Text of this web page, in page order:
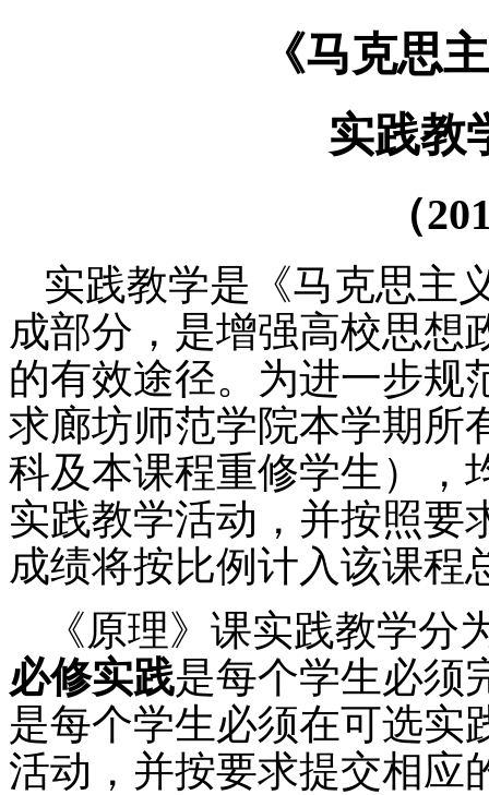
《马克思
实践教
（
实践教学是《马克思主
成部分，是增强高校思想
的有效途径。为进一步规
求廊坊师范学院本学期所
科及本课程重修学生），
实践教学活动，并按照要
成绩将按比例计入该课程
《原理》课实践教学
必修实践是每个学生必须
是每个学生必须在可选实
活动，并按要求提交相应